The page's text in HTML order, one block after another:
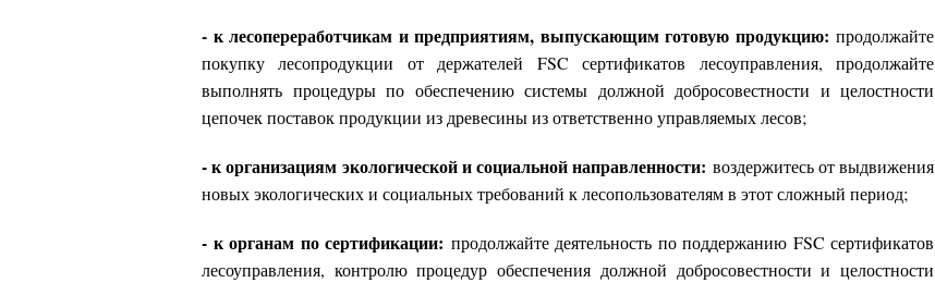
- к лесопереработчикам и предприятиям, выпускающим готовую продукцию: продолжайте
покупку лесопродукции от держателей FSC сертификатов лесоуправления, продолжайте
выполнять процедуры по обеспечению системы должной добросовестности и целостности
цепочек поставок продукции из древесины из ответственно управляемых лесов;
- к организациям экологической и социальной направленности: воздержитесь от выдвижения
новых экологических и социальных требований к лесопользователям в этот сложный период;
- к органам по сертификации: продолжайте деятельность по поддержанию FSC сертификатов
лесоуправления, контролю процедур обеспечения должной добросовестности и целостности